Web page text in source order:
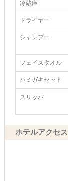
冷蔵庫
ドライヤー
シャンプー
フェイスタオル
ハミガキセット
スリッパ
ホテルアクセ